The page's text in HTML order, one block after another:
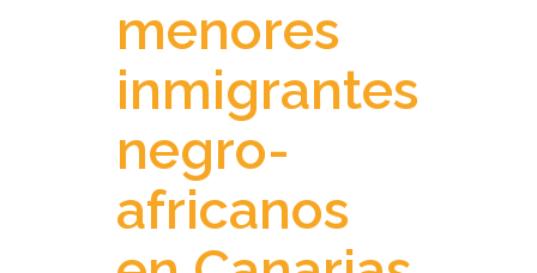
menores
inmigrantes
negro-
africanos